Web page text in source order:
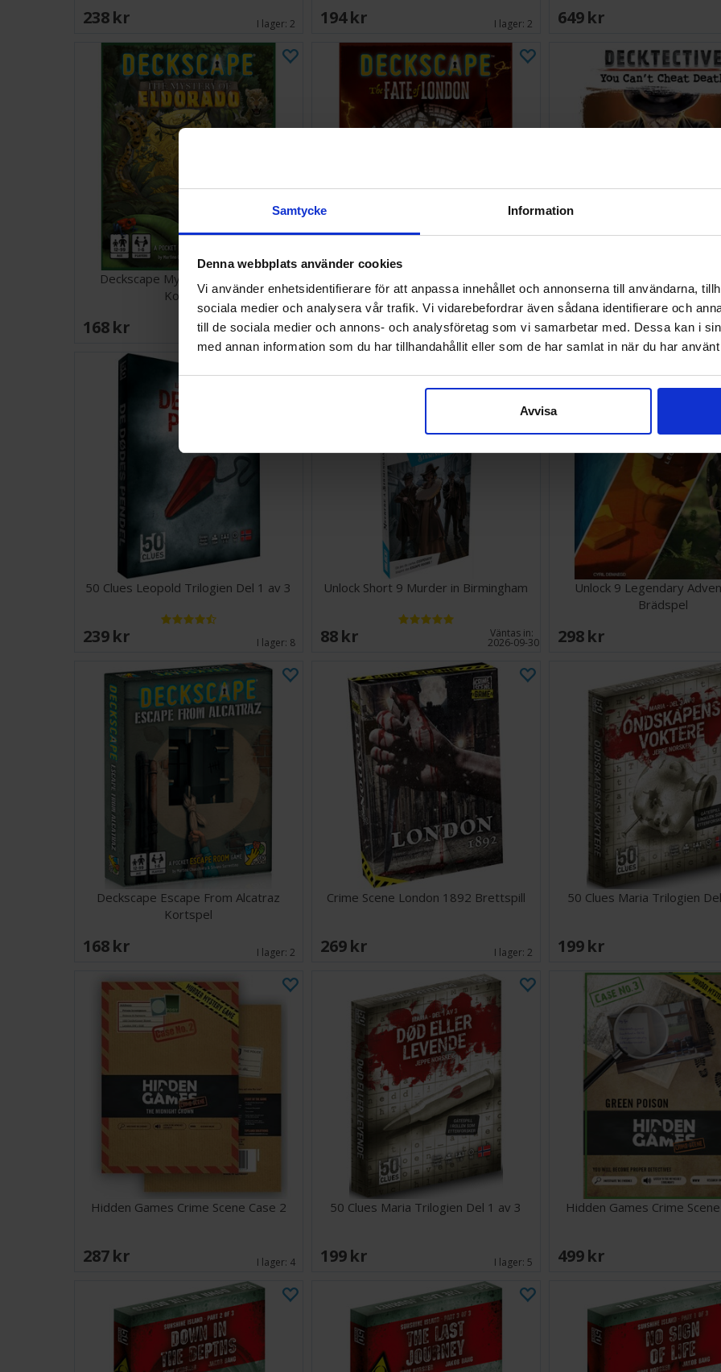
Samtycke Information
Denna webbplats använder cookies
Vi använder enhetsidentifierare för att anpassa innehållet och annonserna till användarna,
sociala medier och analysera vår trafik. Vi vidarebefordrar även sådana identifierare och
till de sociala medier och annons- och analysföretag som vi samarbetar med. Dessa kan i
med annan information som du har tillhandahållit eller som de har samlat in när du har
Avvisa
238 SEK I lager:2 194 SEK I lager:2 649 SEK
Deckscape Mystery of Eldorado
Kortspel
168 SEK I lager:2 241 SEK Väntas in:
2026-08-11 148 SEK
50 Clues Leopold Trilogien Del 1 av 3
239 SEK I lager: 8
Unlock Short 9 Murder in Birmingham
88 SEK Väntas in:
2026-09-30
Unlock 9 Legendary
Brädspel
298 SEK
Deckscape Escape From Alcatraz
Kortspel
168 SEK I lager:2
Crime Scene London 1892 Brettspill
269 SEK I lager:2
50 Clues Maria Trilogien
199 SEK
Hidden Games Crime Scene Case 2
287 SEK I lager: 4
50 Clues Maria Trilogien Del 1 av 3
199 SEK I lager: 5
Hidden Games Crime
499 SEK